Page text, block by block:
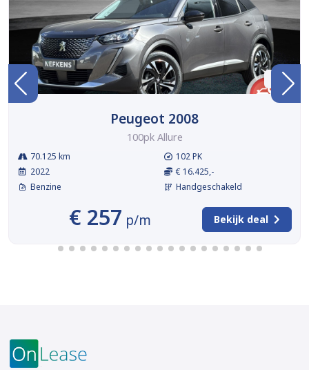
BTW
Peugeot 2008
100pk Allure
70.125 km
2022
Benzine
102 PK
€ 16.425,-
Handgeschakeld
€ 257 p/m Bekijk deal